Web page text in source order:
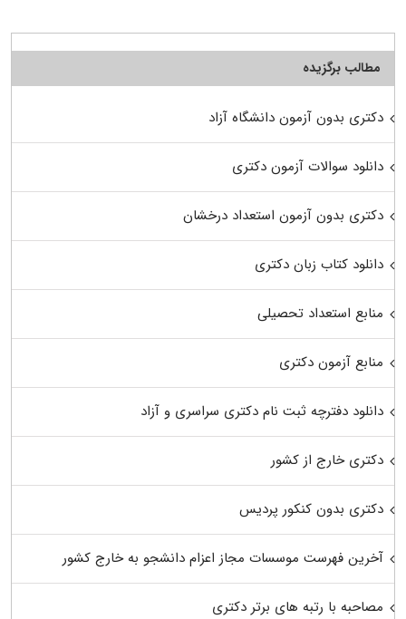
مطالب برگزیده
دکتری بدون آزمون دانشگاه آزاد
دانلود سوالات آزمون دکتری
دکتری بدون آزمون استعداد درخشان
دانلود کتاب زبان دکتری
منابع استعداد تحصیلی
منابع آزمون دکتری
دانلود دفترچه ثبت نام دکتری سراسری و آزاد
دکتری خارج از کشور
دکتری بدون کنکور پردیس
آخرین فهرست موسسات مجاز اعزام دانشجو به خارج کشور
مصاحبه با رتبه های برتر دکتری